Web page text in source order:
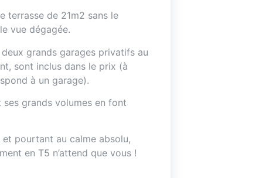
terrasse de 21m2 sans le
vue dégagée.
grands garages privatifs au
sont inclus dans le prix (à
à un garage).
grands volumes en font
pourtant au calme absolu,
en T5 n’attend que vous !